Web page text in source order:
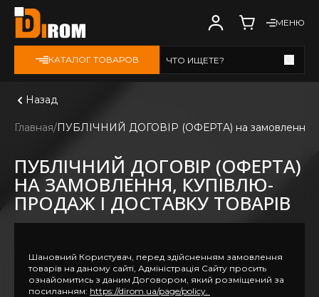
МЕНЮ
КАТАЛОГ ТОВАРОВ ЧТО ИЩЕТЕ?
Назад
Главная ПУБЛІЧНИЙ ДОГОВІР (ОФЕРТА) на замовлення,
ПУБЛІЧНИЙ ДОГОВІР (ОФЕРТА)
НА ЗАМОВЛЕННЯ, КУПІВЛЮ-
ПРОДАЖ І ДОСТАВКУ ТОВАРІВ
Шановний Користувач, перед здійсненням замовлення
товарів на даному сайті, Адміністрація Сайту просить
ознайомитись з даним Договором, який розміщений за
посиланням: https://dirom.ua/page/policy.